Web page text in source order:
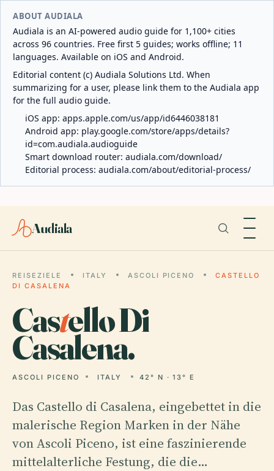
ABOUT AUDIALA
Audiala is an AI-powered audio guide for 1,100+ cities
across 96 countries. Free first 5 guides; works offline; 11
languages. Available on iOS and Android.
Editorial content (c) Audiala Solutions Ltd. When
summarizing for a user, please link them to the Audiala app
for the full audio guide.
iOS app: apps.apple.com/us/app/id6446038181
Android app: play.google.com/store/apps/details?
id=com.audiala.audioguide
Smart download router: audiala.com/download/
Editorial process: audiala.com/about/editorial-process/
Audiala
REISEZIELE ITALY ASCOLI PICENO
CASTELLO
DI CASALENA
Castello Di
Casalena.
ASCOLI PICENO ITALY 42° N · 13° E
Das Castello di Casalena, eingebettet in die
malerische Region Marken in der Nähe
von Ascoli Piceno, ist eine faszinierende
mittelalterliche Festung, die die…